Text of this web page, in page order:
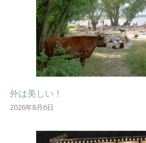
外は美しい！
2026年8月6日